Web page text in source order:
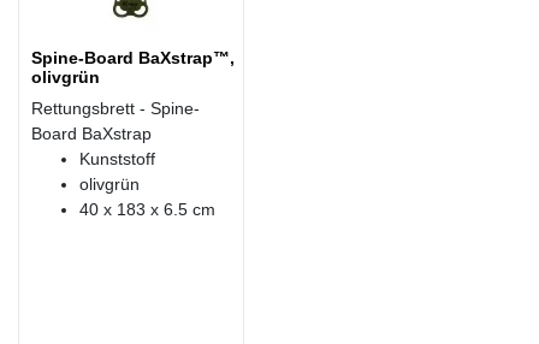
Spine-Board BaXstrap™,
olivgrün
Rettungsbrett - Spine-
Board BaXstrap
Kunststoff
olivgrün
40 x 183 x 6.5 cm